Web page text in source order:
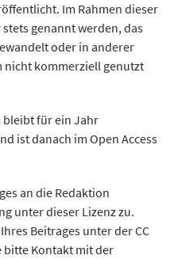
Im Rahmen dieser
genannt werden, das
oder in anderer
nicht kommerziell genutzt
bleibt für ein Jahr
ist danach im Open Access
an die Redaktion
unter dieser Lizenz zu.
Beitrages unter der CC
bitte Kontakt mit der